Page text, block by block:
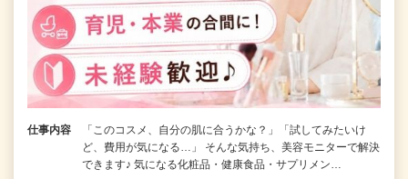
仕事内容
「このコスメ、自分の肌に合うかな？」「試してみたいけ
ど、費用が気になる…」 そんな気持ち、美容モニターで解決
できます♪ 気になる化粧品・健康食品・サプリメン…